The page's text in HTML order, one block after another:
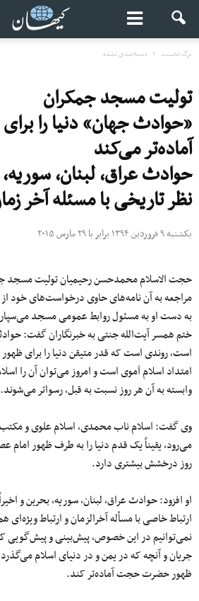
برگ نخست دسته‌بندی نشده
تولیت مسجد جمکران
«حوادث جهان» دنیا را
آماده‌تر می‌کند
حوادث عراق، لبنان،
نظر تاریخی با مسئله آخر
یکشنبه ۹ فروردین ۱۳۹۴ برابر با ۲۹ مارس ۲۰۱۵
حجت الاسلام محمدحسن رحیمیان تولیت مسجد
مراجعه به آن نامه‌های حاوی درخواست‌های خود از
به دست او به مسئول روابط عمومی مسجد
ختم همسر آیت‌الله جنتی به خبرنگاران گفت:
است، روندی است که قدر متیقن دنیا را برای
امتداد اسلام اَموی است و امروز می‌توان آن را
وابسته به آن هر روز نسبت به قبل،‌ رسواتر می‌شوند.
وی گفت: اسلام ناب محمدی، اسلام علوی و
می‌رود، یقیناً یک قدم دنیا را به طرف ظهور امام
روز درخشش بیشتری دارد.
او افزود: حوادث عراق، لبنان، سوریه، بحرین و
ارتباط خاصی با مسأله آخرالزمان و ارتباط ویژه‌ای
نمی‌توانیم در این خصوص، پیش‌بینی و پیش‌گویی
جریان و آنچه که در یمن و در دنیای اسلام می‌گذرد،
ظهور حضرت حجت آماده‌تر کند.